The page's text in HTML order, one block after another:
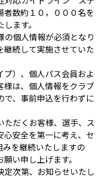
者数約１０，０００名を
ます。
個人情報が必須となり
継続して実施させていた
）、個人パス会員およ
様は、個人情報をクラブ
で、事前申込を行わずに
ただくお客様、選手、ス
安全を第一に考え、セ
を継続いたしますの
い申し上げます。
定次第、お知らせいたし